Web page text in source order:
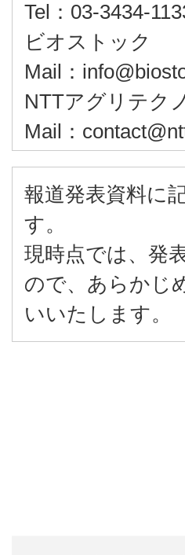
Tel：03-3434-
ビ
Mail：
NTTア
Mail：
報道発表資料に
す。
現時点では、発
ので、あらかじ
いいたします。